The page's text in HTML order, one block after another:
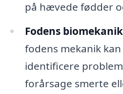
på hævede fødder
Fodens
fodens mekanik
identificere
forårsage smerte